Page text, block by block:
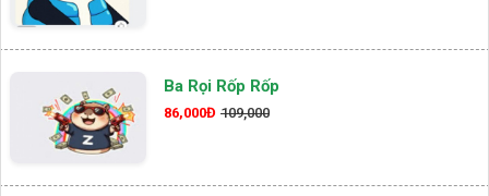
Ba Rọi Rốp Rốp
86,000Đ 109,000